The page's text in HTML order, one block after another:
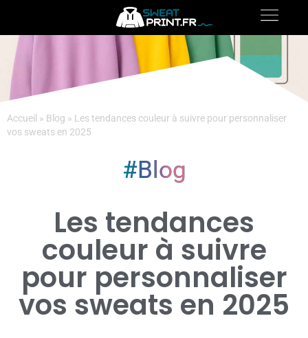
Accueil » Blog » Les tendances couleur à suivre pour personnaliser
vos sweats en 2025
Blog
Les tendances
couleur à suivre
pour personnaliser
vos sweats en 2025